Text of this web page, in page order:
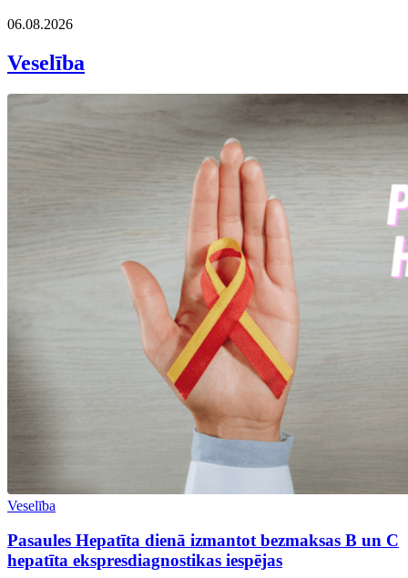
06.08.2026
Veselība
Veselība
Pasaules Hepatīta dienā izmantot bezmaksas B un C
hepatīta ekspresdiagnostikas iespējas